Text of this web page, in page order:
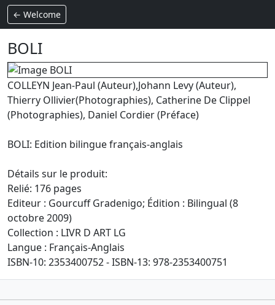
← Welcome
BOLI
COLLEYN Jean-Paul (Auteur),Johann Levy (Auteur),
Thierry Ollivier(Photographies), Catherine De Clippel
(Photographies), Daniel Cordier (Préface)
BOLI: Edition bilingue français-anglais
Détails sur le produit:
Relié: 176 pages
Editeur : Gourcuff Gradenigo; Édition : Bilingual (8
octobre 2009)
Collection : LIVR D ART LG
Langue : Français-Anglais
ISBN-10: 2353400752 - ISBN-13: 978-2353400751